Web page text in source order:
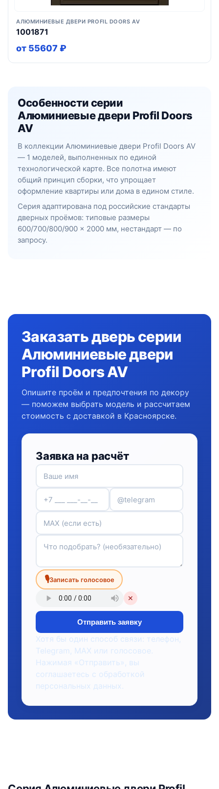
АЛЮМИНИЕВЫЕ ДВЕРИ PROFIL DOORS AV
1001871
от 55607 ₽
Особенности серии
Алюминиевые двери Profil Doors
AV
В коллекции Алюминиевые двери Profil Doors AV
— 1 моделей, выполненных по единой
технологической карте. Все полотна имеют
общий принцип сборки, что упрощает
оформление квартиры или дома в едином стиле.
Серия адаптирована под российские стандарты
дверных проёмов: типовые размеры
600/700/800/900 × 2000 мм, нестандарт — по
запросу.
Заказать дверь серии
Алюминиевые двери
Profil Doors AV
Опишите проём и предпочтения по декору
— поможем выбрать модель и рассчитаем
стоимость с доставкой в Красноярске.
Заявка на расчёт
🎙Записать голосовое
✕
Отправить заявку
Хотя бы один способ связи: телефон,
Telegram, MAX или голосовое.
Нажимая «Отправить», вы
соглашаетесь с обработкой
персональных данных.